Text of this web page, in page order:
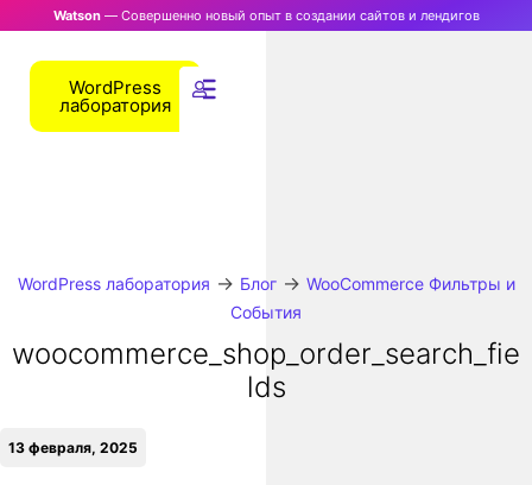
Watson— Совершенно новый опыт в создании сайтов и лендигов
WordPress
лаборатория
WordPress лаборатория → Блог→ WooCommerce Фильтры и
События
woocommerce_shop_order_search_fie
lds
13 февраля, 2025